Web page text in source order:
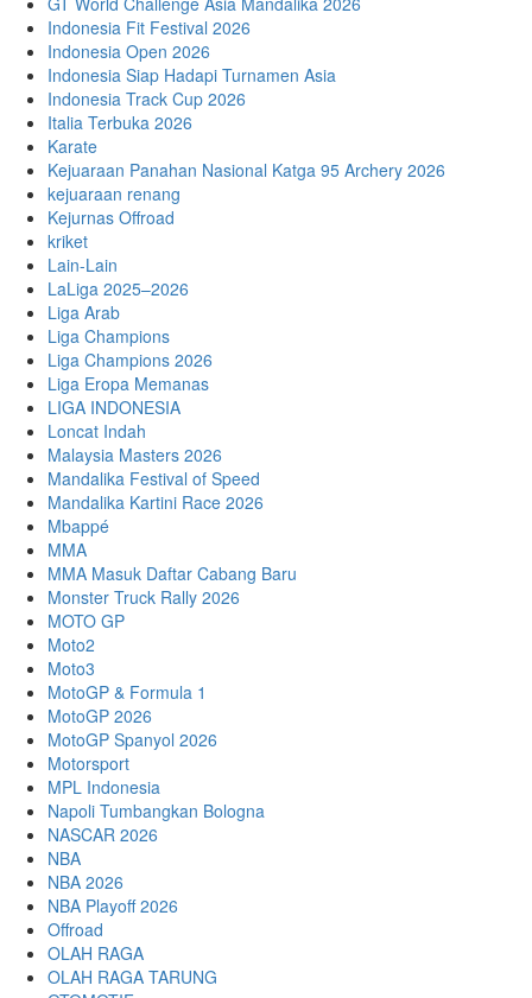
Indonesia Fit Festival 2026
Indonesia Open 2026
Indonesia Siap Hadapi Turnamen Asia
Indonesia Track Cup 2026
Italia Terbuka 2026
Karate
Kejuaraan Panahan Nasional Katga 95 Archery 2026
kejuaraan renang
Kejurnas Offroad
kriket
Lain-Lain
LaLiga 2025–2026
Liga Arab
Liga Champions
Liga Champions 2026
Liga Eropa Memanas
LIGA INDONESIA
Loncat Indah
Malaysia Masters 2026
Mandalika Festival of Speed
Mandalika Kartini Race 2026
Mbappé
MMA
MMA Masuk Daftar Cabang Baru
Monster Truck Rally 2026
MOTO GP
Moto2
Moto3
MotoGP & Formula 1
MotoGP 2026
MotoGP Spanyol 2026
Motorsport
MPL Indonesia
Napoli Tumbangkan Bologna
NASCAR 2026
NBA
NBA 2026
NBA Playoff 2026
Offroad
OLAH RAGA
OLAH RAGA TARUNG